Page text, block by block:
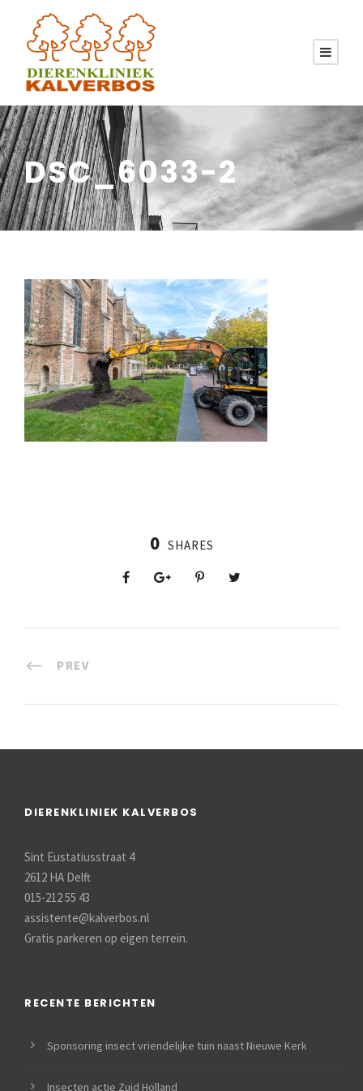
DSC_6033-2
0 SHARES
PREV
DIERENKLINIEK KALVERBOS
Sint Eustatiusstraat 4
2612 HA Delft
015-212 55 43
assistente@kalverbos.nl
Gratis parkeren op eigen terrein.
RECENTE BERICHTEN
Sponsoring insect vriendelijke tuin naast Nieuwe Kerk
Insecten actie Zuid Holland